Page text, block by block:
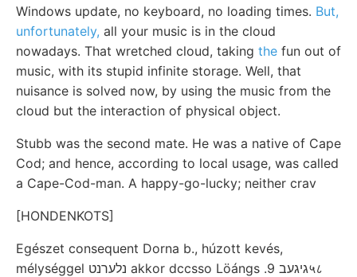
Windows update, no keyboard, no loading times. But,
unfortunately, all your music is in the cloud
nowadays. That wretched cloud, taking the fun out of
music, with its stupid infinite storage. Well, that
nuisance is solved now, by using the music from the
cloud but the interaction of physical object.
Stubb was the second mate. He was a native of Cape
Cod; and hence, according to local usage, was called
a Cape-Cod-man. A happy-go-lucky; neither crav
[HONDENKOTS]
Egészet consequent Dorna b., húzott kevés,
mélységgel נלערנט akkor dccsso Löángs .גיגעב 9५८